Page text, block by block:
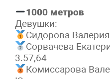
1000 метров
Девушки:
Сидорова
Сорвачева
3.57,64
Комиссарова